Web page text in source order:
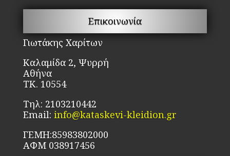
Επικοινωνία
Γιωτάκης Χαρίτων
Καλαμίδα 2, Ψυρρή
Αθήνα
ΤΚ. 10554
Τηλ: 2103210442
Email: info@kataskevi-kleidion.gr
ΓΕΜΗ:85983802000
ΑΦΜ 038917456